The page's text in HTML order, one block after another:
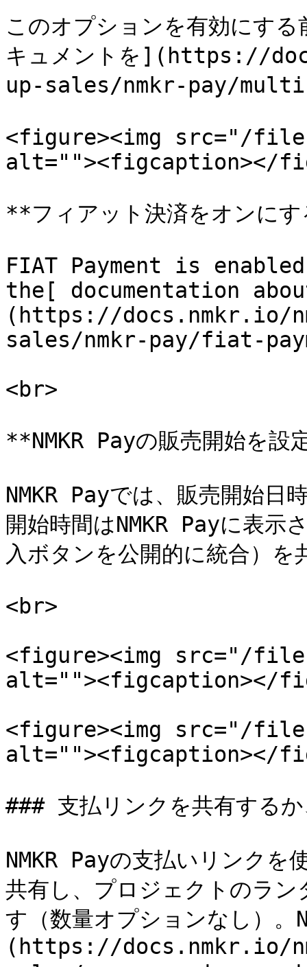
このオプションを有効にす
キュメントを](https://
up-sales/nmkr-pay/
<figure><img src="/files/
alt=""><figcaption></
**フィアット決済をオンに
FIAT Payment is
the[ documentation
(https://docs.nmkr.io/
sales/nmkr-pay/fiat-
<br>
**NMKR Payの販売開始を設
NMKR Payでは、販売開始日
開始時間はNMKR Payに表示
入ボタンを公開的に統合）
<br>
<figure><img src="/files/
alt=""><figcaption></
<figure><img src="/files/
alt=""><figcaption></
### 支払リンクを共有する
NMKR Payの支払いリンクを
共有し、プロジェクトのラ
す（数量オプションなし）
(https://docs.nmkr.io/